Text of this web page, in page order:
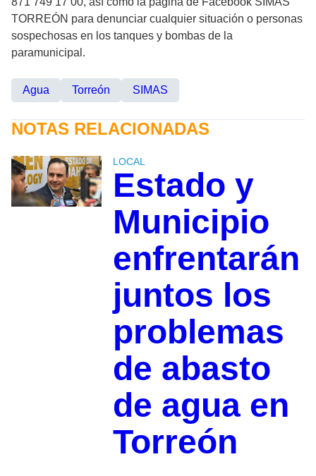
TORREÓN para denunciar cualquier situación o personas
sospechosas en los tanques y bombas de la
paramunicipal.
Agua Torreón SIMAS
NOTAS RELACIONADAS
LOCAL
Estado y
Municipio
enfrentarán
juntos los
problemas
de abasto
de agua en
Torreón